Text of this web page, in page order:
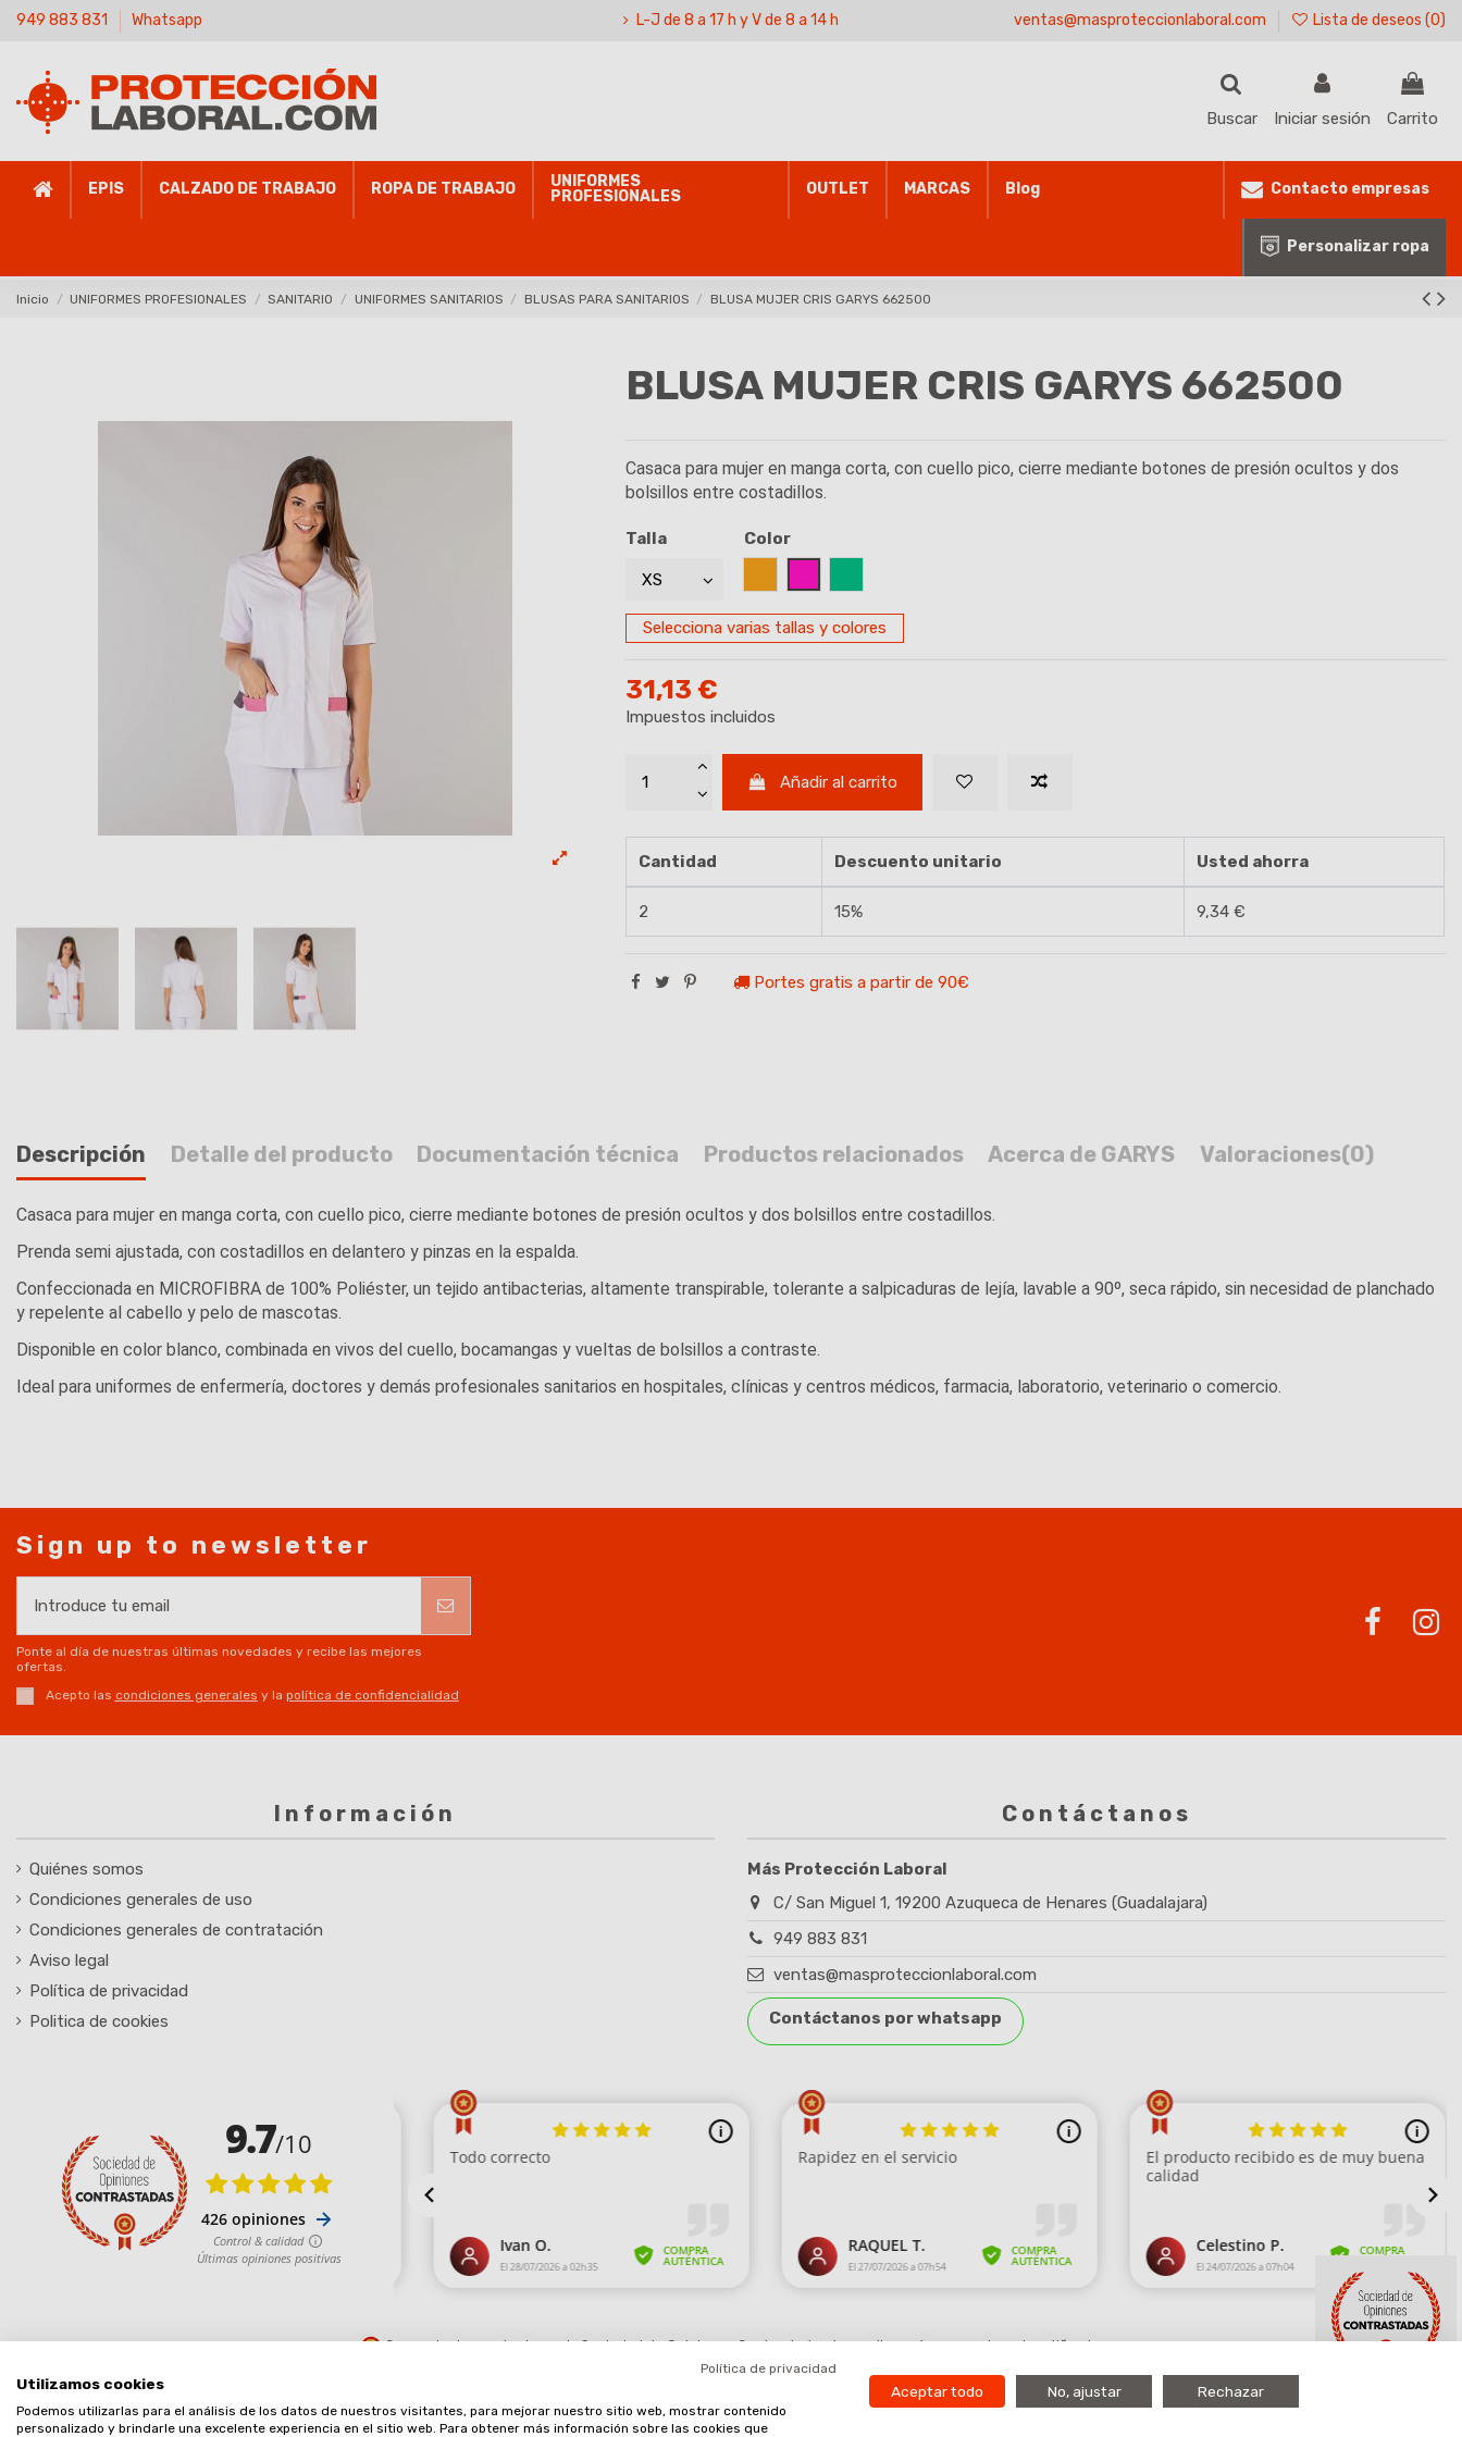
949 883 831 Whatsapp L-J de 8 a 17 h y V de 8 a 14 h ventas@masproteccionlaboral.com Lista de deseos (0)
Buscar Iniciar sesión Carrito
EPIS CALZADO DE TRABAJO ROPA DE TRABAJO
UNIFORMES
PROFESIONALES
OUTLET MARCAS Blog Contacto empresas
Personalizar ropa
Inicio UNIFORMES PROFESIONALES SANITARIO UNIFORMES SANITARIOS BLUSAS PARA SANITARIOS BLUSA MUJER CRIS GARYS 662500
BLUSA MUJER CRIS GARYS 662500
Casaca para mujer en manga corta, con cuello pico, cierre mediante botones de presión ocultos y dos
bolsillos entre costadillos.
Talla
Color
Selecciona varias tallas y colores
31,13 €
Impuestos incluidos
Añadir al carrito
Cantidad Descuento unitario Usted ahorra
2 15% 9,34 €
Portes gratis a partir de 90€
Descripción Detalle del producto Documentación técnica Productos relacionados Acerca de GARYS Valoraciones(0)
Casaca para mujer en manga corta, con cuello pico, cierre mediante botones de presión ocultos y dos bolsillos entre costadillos.
Prenda semi ajustada, con costadillos en delantero y pinzas en la espalda.
Confeccionada en MICROFIBRA de 100% Poliéster, un tejido antibacterias, altamente transpirable, tolerante a salpicaduras de lejía, lavable a 90º, seca rápido, sin necesidad de planchado
y repelente al cabello y pelo de mascotas.
Disponible en color blanco, combinada en vivos del cuello, bocamangas y vueltas de bolsillos a contraste.
Ideal para uniformes de enfermería, doctores y demás profesionales sanitarios en hospitales, clínicas y centros médicos, farmacia, laboratorio, veterinario o comercio.
Sign up to newsletter
Ponte al día de nuestras últimas novedades y recibe las mejores
ofertas.
Acepto las condiciones generales y la política de confidencialidad
Información
Quiénes somos
Condiciones generales de uso
Condiciones generales de contratación
Aviso legal
Política de privacidad
Politica de cookies
Contáctanos
Más Protección Laboral
C/ San Miguel 1, 19200 Azuqueca de Henares (Guadalajara)
949 883 831
ventas@masproteccionlaboral.com
Contáctanos por whatsapp
Comerciante aprobado por la Sociedad de Opiniones Contrastadas,haga clic aquí para mostrar el certificado.
Política de privacidad
Utilizamos cookies
Podemos utilizarlas para el análisis de los datos de nuestros visitantes, para mejorar nuestro sitio web, mostrar contenido
personalizado y brindarle una excelente experiencia en el sitio web. Para obtener más información sobre las cookies que
Aceptar todo No, ajustar Rechazar